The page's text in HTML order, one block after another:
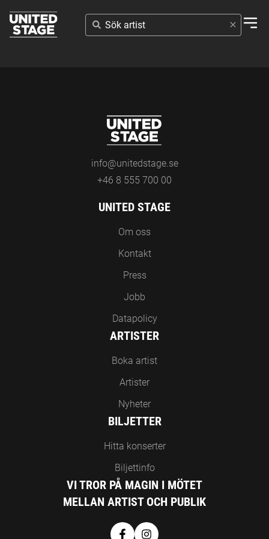
SÖK
ARTIST
info@unitedstage.se
+46 8 555 700 00
UNITED STAGE
Om oss
Kontakt
Press
Jobb
Datapolicy
ARTISTER
Boka artist
Artister
Nyheter
BILJETTER
Hitta konserter
Biljettinfo
VI TROR PÅ MAGIN I MÖTET
MELLAN ARTIST OCH PUBLIK